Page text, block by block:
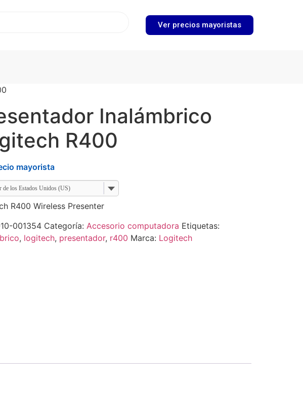
Ver precios mayoristas
Inalámbrico
R400
mayorista
de los Estados Unidos (US)
R400 Wireless Presenter
001354 Categoría: Accesorio computadora Etiquetas:
, logitech, presentador, r400 Marca: Logitech